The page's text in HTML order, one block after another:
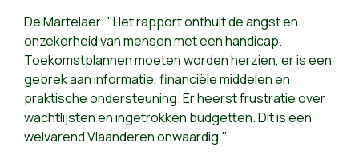
De Martelaer: "Het rapport onthult de angst en
onzekerheid van mensen met een handicap.
Toekomstplannen moeten worden herzien, er is een
gebrek aan informatie, financiële middelen en
praktische ondersteuning. Er heerst frustratie over
wachtlijsten en ingetrokken budgetten. Dit is een
welvarend Vlaanderen onwaardig."